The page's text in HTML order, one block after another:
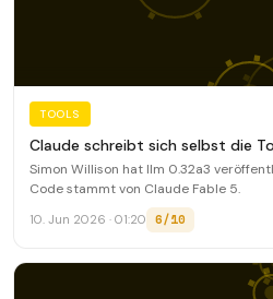
TOOLS
Claude schreibt sich selbst die
Simon Willison hat llm 0.32a3
Code stammt von Claude Fable 5.
10. Jun 2026 · 01:20 6/10